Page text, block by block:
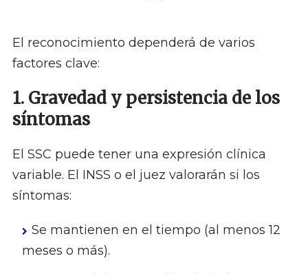
El reconocimiento dependerá de varios
factores clave:
1. Gravedad y persistencia de los
síntomas
El SSC puede tener una expresión clínica
variable. El INSS o el juez valorarán si los
síntomas:
Se mantienen en el tiempo (al menos 12
meses o más).